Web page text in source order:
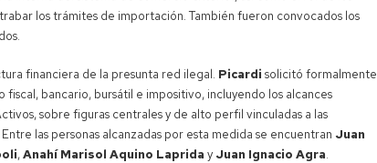
los trámites de importación. También fueron convocados los
financiera de la presunta red ilegal. Picardi solicitó formalmente
bancario, bursátil e impositivo, incluyendo los alcances
sobre figuras centrales y de alto perfil vinculadas a las
las personas alcanzadas por esta medida se encuentran Juan
,Anahí Marisol Aquino Laprida y Juan Ignacio Agra.